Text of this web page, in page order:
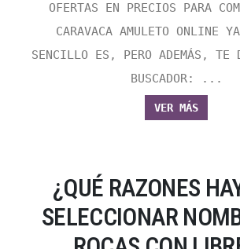
OFERTAS EN PRECIOS PARA
CARAVACA AMULETO ONLINE
SENCILLO ES, PERO ADEMÁS, TE
BUSCADOR: ...
VER MÁS
¿QUÉ RAZONES
SELECCIONAR